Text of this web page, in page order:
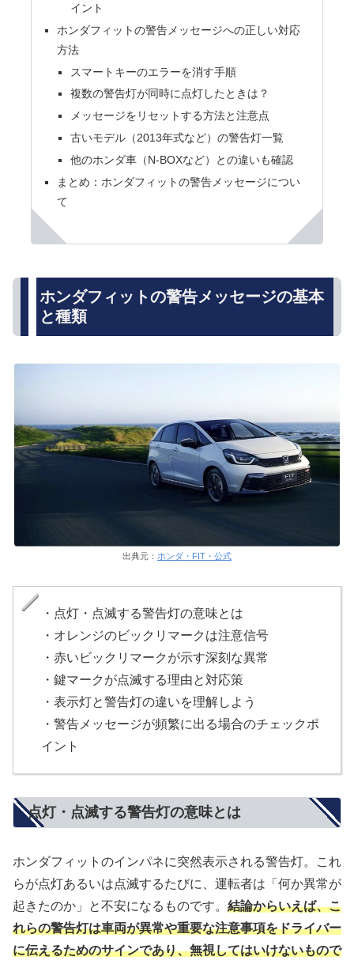
イント
ホンダフィットの警告メッセージへの正しい対応
方法
スマートキーのエラーを消す手順
複数の警告灯が同時に点灯したときは？
メッセージをリセットする方法と注意点
古いモデル（2013年式など）の警告灯一覧
他のホンダ車（N-BOXなど）との違いも確認
まとめ：ホンダフィットの警告メッセージについ
て
ホンダフィットの警告メッセージの基本
と種類
出典元： ホンダ・FIT・公式
・点灯・点滅する警告灯の意味とは
・オレンジのビックリマークは注意信号
・赤いビックリマークが示す深刻な異常
・鍵マークが点滅する理由と対応策
・表示灯と警告灯の違いを理解しよう
・警告メッセージが頻繁に出る場合のチェックポ
イント
点灯・点滅する警告灯の意味とは
ホンダフィットのインパネに突然表示される警告灯。これ
らが点灯あるいは点滅するたびに、運転者は「何か異常が
起きたのか」と不安になるものです。 結論からいえば、こ
れらの警告灯は車両が異常や重要な注意事項をドライバー
に伝えるためのサインであり、無視してはいけないもので